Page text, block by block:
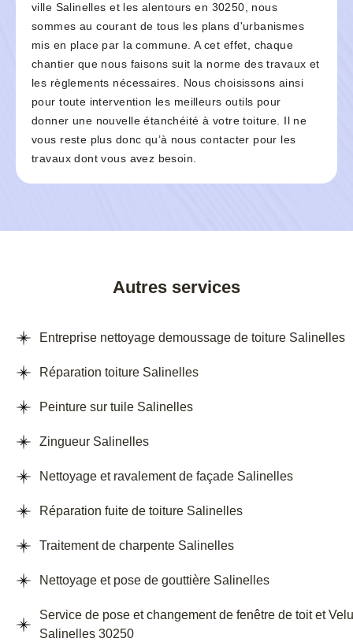
ville Salinelles et les alentours en 30250, nous
sommes au courant de tous les plans d'urbanismes
mis en place par la commune. A cet effet, chaque
chantier que nous faisons suit la norme des travaux et
les règlements nécessaires. Nous choisissons ainsi
pour toute intervention les meilleurs outils pour
donner une nouvelle étanchéité à votre toiture. Il ne
vous reste plus donc qu’à nous contacter pour les
travaux dont vous avez besoin.
Autres services
Entreprise nettoyage demoussage de toiture Salinelles
Réparation toiture Salinelles
Peinture sur tuile Salinelles
Zingueur Salinelles
Nettoyage et ravalement de façade Salinelles
Réparation fuite de toiture Salinelles
Traitement de charpente Salinelles
Nettoyage et pose de gouttière Salinelles
Service de pose et changement de fenêtre de toit et
Salinelles 30250